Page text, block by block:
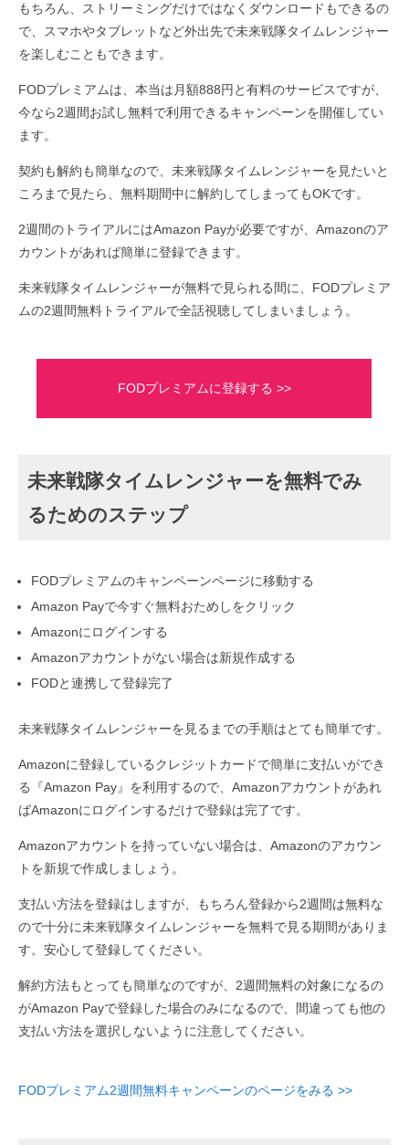
もちろん、ストリーミングだけではなくダウンロードもできるの
で、スマホやタブレットなど外出先で未来戦隊タイムレンジャー
を楽しむこともできます。
FODプレミアムは、本当は月額888円と有料のサービスですが、
今なら2週間お試し無料で利用できるキャンペーンを開催してい
ます。
契約も解約も簡単なので、未来戦隊タイムレンジャーを見たいと
ころまで見たら、無料期間中に解約してしまってもOKです。
2週間のトライアルにはAmazon Payが必要ですが、Amazonのア
カウントがあれば簡単に登録できます。
未来戦隊タイムレンジャーが無料で見られる間に、FODプレミア
ムの2週間無料トライアルで全話視聴してしまいましょう。
FODプレミアムに登録する >>
未来戦隊タイムレンジャーを無料でみ
るためのステップ
FODプレミアムのキャンペーンページに移動する
Amazon Payで今すぐ無料おためしをクリック
Amazonにログインする
Amazonアカウントがない場合は新規作成する
FODと連携して登録完了
未来戦隊タイムレンジャーを見るまでの手順はとても簡単です。
Amazonに登録しているクレジットカードで簡単に支払いができ
る『Amazon Pay』を利用するので、Amazonアカウントがあれ
ばAmazonにログインするだけで登録は完了です。
Amazonアカウントを持っていない場合は、Amazonのアカウン
トを新規で作成しましょう。
支払い方法を登録はしますが、もちろん登録から2週間は無料な
ので十分に未来戦隊タイムレンジャーを無料で見る期間がありま
す。安心して登録してください。
解約方法もとっても簡単なのですが、2週間無料の対象になるの
がAmazon Payで登録した場合のみになるので、間違っても他の
支払い方法を選択しないように注意してください。
FODプレミアム2週間無料キャンペーンのページをみる >>